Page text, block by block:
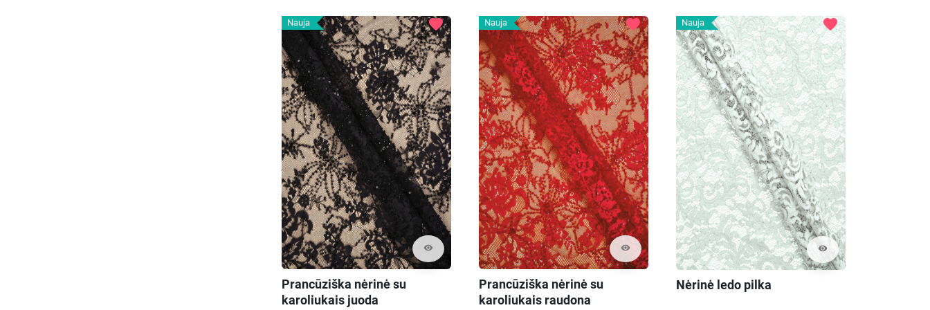
Nauja
visibility
favorite
Prancūziška nėrinė su
karoliukais juoda
Nauja
visibility
favorite
Prancūziška nėrinė su
karoliukais raudona
Nauja
visibility
favorite
Nėrinė ledo pilka